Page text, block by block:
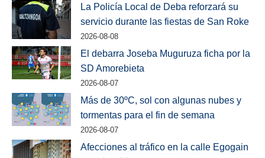
La Policía Local de Deba reforzará su
servicio durante las fiestas de San Roke
2026-08-08
El debarra Joseba Muguruza ficha por la
SD Amorebieta
2026-08-07
Más de 30ºC, sol con algunas nubes y
tormentas para el fin de semana
2026-08-07
Afecciones al tráfico en la calle Egogain